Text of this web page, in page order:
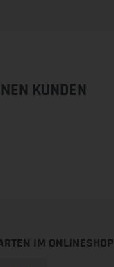
KUNDEN
IM ONLINESHOP